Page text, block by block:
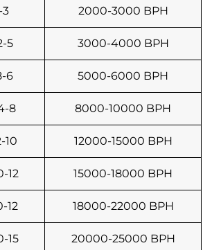
3 2000-3000 BPH
5 3000-4000 BPH
6 5000-6000 BPH
8 8000-10000 BPH
10 12000-15000 BPH
12 15000-18000 BPH
12 18000-22000 BPH
15 20000-25000 BPH